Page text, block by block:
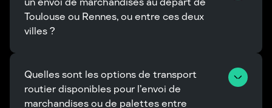
Toulouse ou Rennes, ou entre ces deux
villes ?
Quelles sont les options de transport
routier disponibles pour l’envoi de
marchandises ou de palettes entre